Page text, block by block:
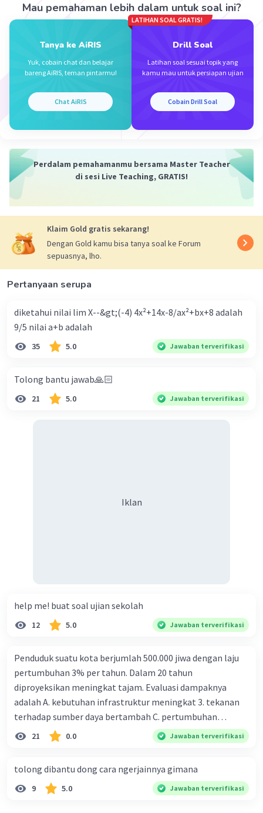
Mau pemahaman lebih dalam untuk soal ini?
Tanya ke AiRIS
Yuk, cobain chat dan belajar
bareng AiRIS, teman pintarmu!
Chat AiRIS
LATIHAN SOAL GRATIS!
Drill Soal
Latihan soal sesuai topik yang
kamu mau untuk persiapan ujian
Cobain Drill Soal
Perdalam pemahamanmu bersama Master Teacher
di sesi Live Teaching, GRATIS!
Klaim Gold gratis sekarang!
Dengan Gold kamu bisa tanya soal ke Forum
sepuasnya, lho.
Pertanyaan serupa
diketahui nilai lim X--&gt;(-4) 4x²+14x-8/ax²+bx+8 adalah
9/5 nilai a+b adalah
35 5.0 Jawaban terverifikasi
Tolong bantu jawab🙏🏻
21 5.0 Jawaban terverifikasi
Iklan
help me! buat soal ujian sekolah
12 5.0 Jawaban terverifikasi
Penduduk suatu kota berjumlah 500.000 jiwa dengan laju
pertumbuhan 3% per tahun. Dalam 20 tahun
diproyeksikan meningkat tajam. Evaluasi dampaknya
adalah A. kebutuhan infrastruktur meningkat 3. tekanan
terhadap sumber daya bertambah C. pertumbuhan
eksponensial berdampak jangka panjang D. tidak
memengaruhi tata ruang E. proyeksi penduduk penting
21 0.0 Jawaban terverifikasi
tolong dibantu dong cara ngerjainnya gimana
9 5.0 Jawaban terverifikasi